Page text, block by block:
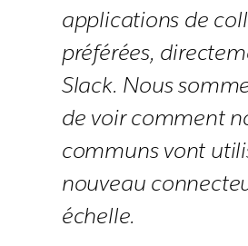
applications de
préférées,
Slack. Nous
de voir comment
communs vont
nouveau
échelle.